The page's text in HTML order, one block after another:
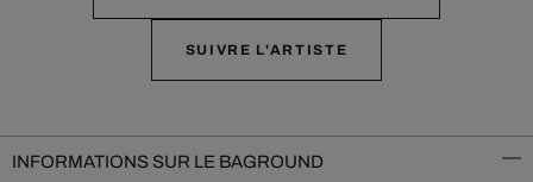
SUIVRE L'ARTISTE
INFORMATIONS SUR LE BAGROUND